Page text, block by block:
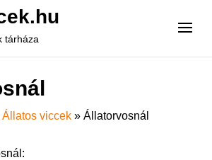
tárháza
Állatos viccek »Állatorvosnál